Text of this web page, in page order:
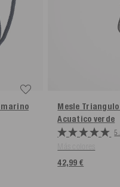
Mesle
Acuatico verde
42,99 €